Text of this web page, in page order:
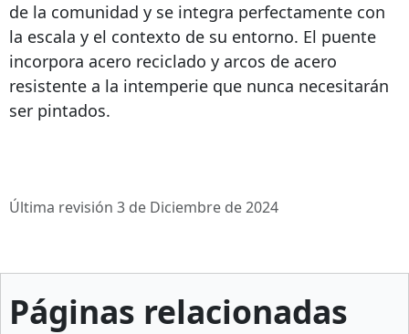
de la comunidad y se integra perfectamente con
la escala y el contexto de su entorno. El puente
incorpora acero reciclado y arcos de acero
resistente a la intemperie que nunca necesitarán
ser pintados.
Última revisión 3 de Diciembre de 2024
Páginas relacionadas